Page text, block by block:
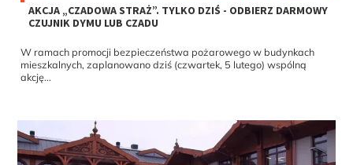
AKCJA „CZADOWA STRAŻ”. TYLKO DZIŚ - ODBIERZ DARMOWY
CZUJNIK DYMU LUB CZADU
W ramach promocji bezpieczeństwa pożarowego w budynkach
mieszkalnych, zaplanowano dziś (czwartek, 5 lutego) wspólną
akcję...